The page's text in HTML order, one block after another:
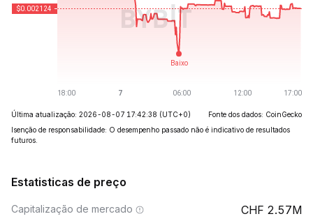
Última atualização: 2026-08-07 17:42:38 (UTC+0)
Fonte dos dados: CoinGecko
Isenção de responsabilidade: O desempenho passado não é indicativo de resultados
futuros.
Estatisticas de preço
Capitalização de mercado 2.57M